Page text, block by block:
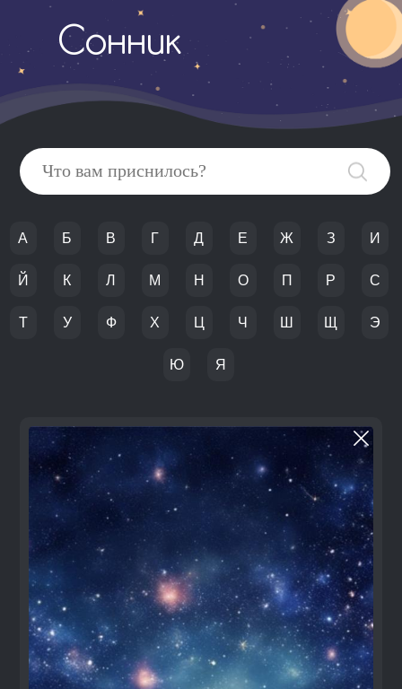
Сонник
А Б В Г Д Е Ж З И
Й К Л М Н О П Р С
Т У Ф Х Ц Ч Ш Щ Э
Ю Я